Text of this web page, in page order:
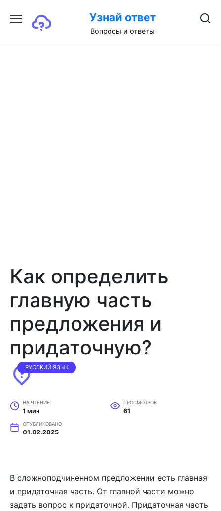
содержанию
Узнай ответ
Вопросы и ответы
Как определить
главную часть
предложения и
придаточную?
РУССКИЙ ЯЗЫК
НА ЧТЕНИЕ
1 мин
ПРОСМОТРОВ
61
ОПУБЛИКОВАНО
01.02.2025
В сложноподчиненном предложении есть главная
и придаточная часть. От главной части можно
задать вопрос к придаточной. Придаточная часть